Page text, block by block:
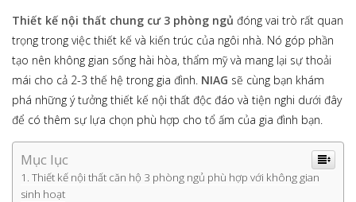
Thiết kế nội thất chung cư 3 phòng ngủ đóng vai trò rất quan
trọng trong việc thiết kế và kiến trúc của ngôi nhà. Nó góp phần
tạo nên không gian sống hài hòa, thẩm mỹ và mang lại sự thoải
mái cho cả 2-3 thế hệ trong gia đình. NIAG sẽ cùng bạn khám
phá những ý tưởng thiết kế nội thất độc đáo và tiện nghi dưới đây
để có thêm sự lựa chọn phù hợp cho tổ ấm của gia đình bạn.
Mục lục
Thiết kế nội thất căn hộ 3 phòng ngủ phù hợp với không gian
sinh hoạt